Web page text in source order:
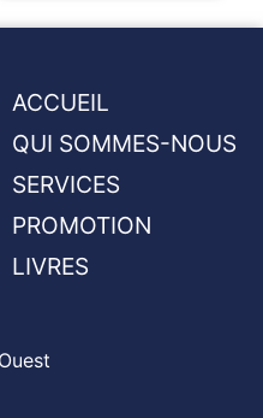
ACCUEIL
QUI SOMMES-NOUS
SERVICES
PROMOTION
LIVRES